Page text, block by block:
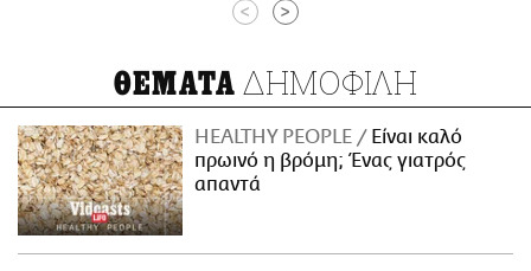
< >
ΘΕΜΑΤΑ ΔΗΜΟΦΙΛΗ
HEALTHY PEOPLE
Είναι καλό
πρωινό η βρόμη; Ένας γιατρός
απαντά